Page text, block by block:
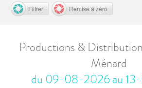
GRÈCE
HONGRIE
JAPON
MONACO
Filtrer Remise à zéro
Productions &
Ménard
du 09-08-2026 au